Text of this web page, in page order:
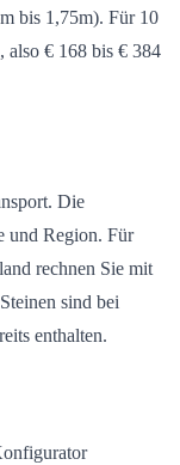
bis 1,75m). Für 10
also € 168 bis € 384
Die
und Region. Für
rechnen Sie mit
sind bei
enthalten.